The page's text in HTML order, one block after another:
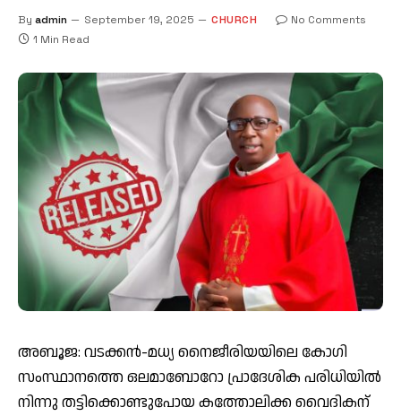
By admin September 19, 2025 CHURCH
No Comments
1 Min Read
അബൂജ: വടക്കൻ-മധ്യ നൈജീരിയയിലെ കോഗി
സംസ്ഥാനത്തെ ഒലമാബോറോ പ്രാദേശിക പരിധിയില്‍
നിന്നു തട്ടിക്കൊണ്ടുപോയ കത്തോലിക്ക വൈദികന്